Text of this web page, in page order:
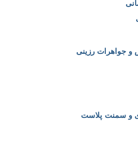
و جواهرات رزینی
و سمنت پلاست